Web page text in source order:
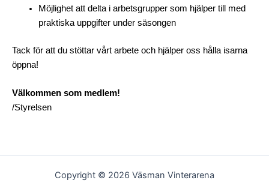
Möjlighet att delta i arbetsgrupper som hjälper till med
praktiska uppgifter under säsongen
Tack för att du stöttar vårt arbete och hjälper oss hålla isarna
öppna!
Välkommen som medlem!
/Styrelsen
Copyright © 2026 Väsman Vinterarena